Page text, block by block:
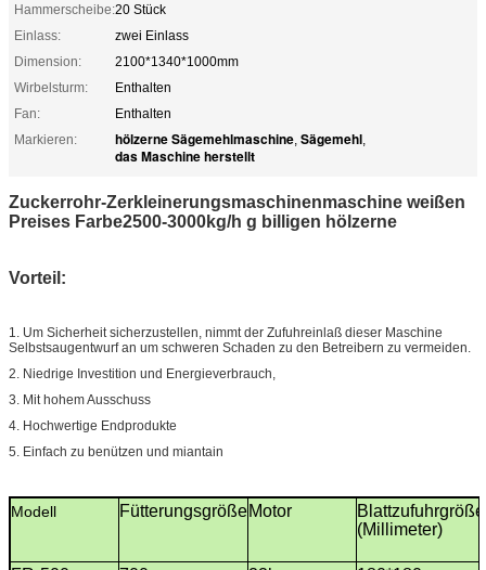
Hammerscheibe:20 Stück
Einlass:
zwei Einlass
Dimension:
2100*1340*1000mm
Wirbelsturm:
Enthalten
Fan:
Enthalten
Markieren:
hölzerne Sägemehlmaschine, Sägemehl,
das Maschine herstellt
Zuckerrohr-Zerkleinerungsmaschinenmaschine weißen
Preises Farbe2500-3000kg/h g billigen hölzerne
Vorteil:
1. Um Sicherheit sicherzustellen, nimmt der Zufuhreinlaß dieser Maschine
Selbstsaugentwurf an um schweren Schaden zu den Betreibern zu vermeiden.
2. Niedrige Investition und Energieverbrauch,
3. Mit hohem Ausschuss
4. Hochwertige Endprodukte
5. Einfach zu benützen und miantain
Modell FütterungsgrößeMotor
Blattzufuhrgröße
(Millimeter)